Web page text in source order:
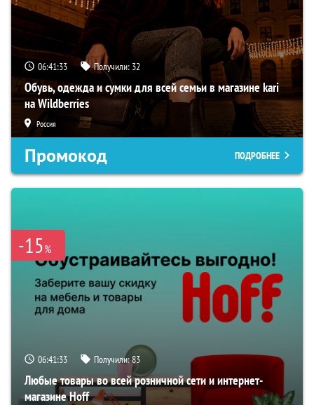
06:41:32 Получили: 32
Обувь, одежда и сумки для всей семьи в магазине kari
на Wildberries
Россия
Промокод ПОДРОБНЕЕ
-15%
06:41:32 Получили:83
Любые товары во всей розничной сети и интернет-
магазине Hoff